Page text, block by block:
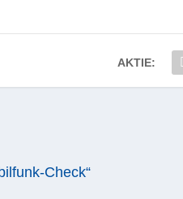
AKTIE:
Check“